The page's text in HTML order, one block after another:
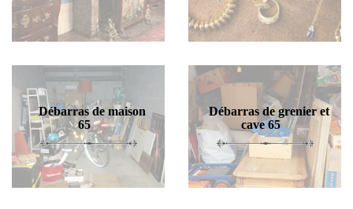
Débarras de maison
65
Débarras de grenier et
cave 65